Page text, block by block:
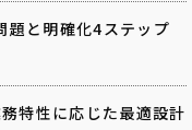
題と明確化4ステップ
特性に応じた最適設計